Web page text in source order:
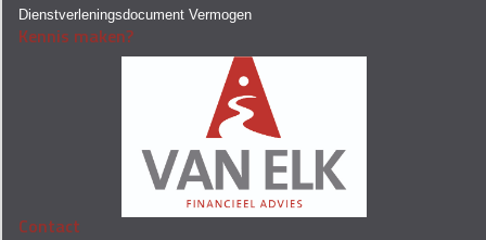
Dienstverleningsdocument Vermogen
Kennis maken?
Contact